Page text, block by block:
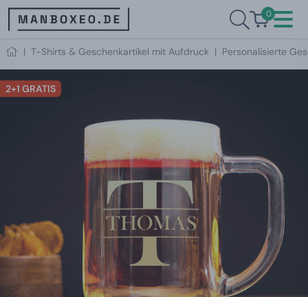
0
| T-Shirts & Geschenkartikel mit Aufdruck | Personalisierte
2+1 GRATIS